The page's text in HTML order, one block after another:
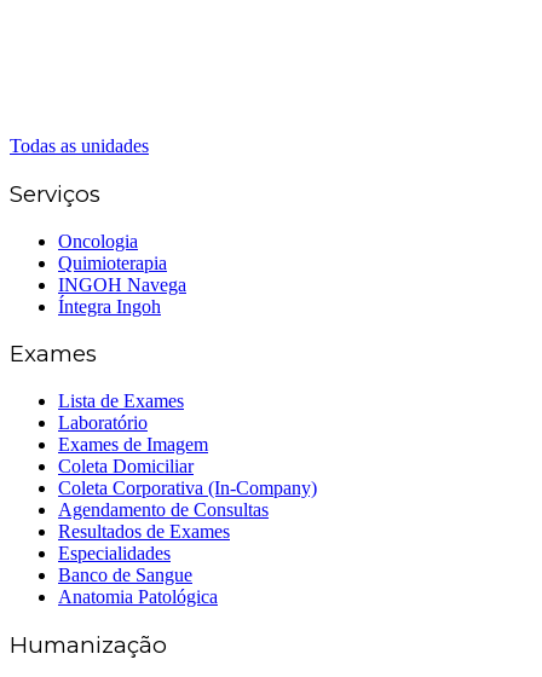
Todas as unidades
Serviços
Oncologia
Quimioterapia
INGOH Navega
Íntegra Ingoh
Exames
Lista de Exames
Laboratório
Exames de Imagem
Coleta Domiciliar
Coleta Corporativa (In-Company)
Agendamento de Consultas
Resultados de Exames
Especialidades
Banco de Sangue
Anatomia Patológica
Humanização